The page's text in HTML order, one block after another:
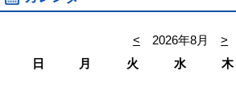
< 2026年8月
>
日
月 火 水 木